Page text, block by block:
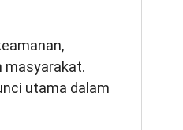
masyarakat.
utama dalam